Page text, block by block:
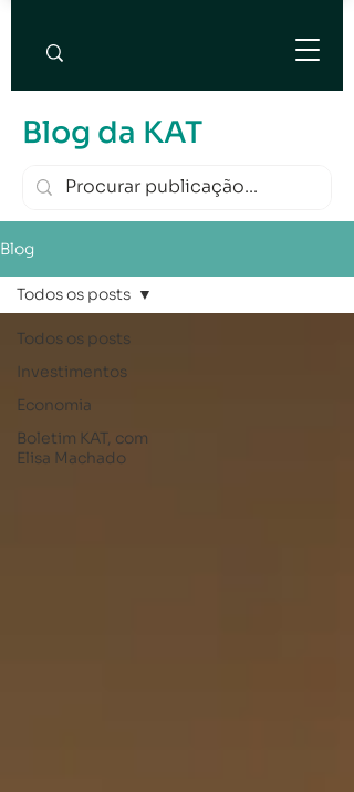
Blog da KAT
Blog
Todos os posts
Investimentos
Economia
Boletim KAT, com
Elisa Machado
Todos os posts